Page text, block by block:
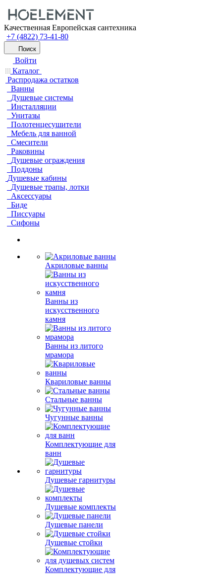
Качественная Европейская сантехника
+7 (4822) 73-41-80
Поиск
Войти
Каталог
Распродажа остатков
Ванны
Душевые системы
Инсталляции
Унитазы
Полотенцесушители
Мебель для ванной
Смесители
Раковины
Душевые ограждения
Поддоны
Душевые кабины
Душевые трапы, лотки
Аксессуары
Биде
Писсуары
Сифоны
Акриловые ванны
Ванны из
искусственного
камня
Ванны из литого
мрамора
Квариловые ванны
Стальные ванны
Чугунные ванны
Комплектующие для
ванн
Душевые гарнитуры
Душевые комплекты
Душевые панели
Душевые стойки
Комплектующие для